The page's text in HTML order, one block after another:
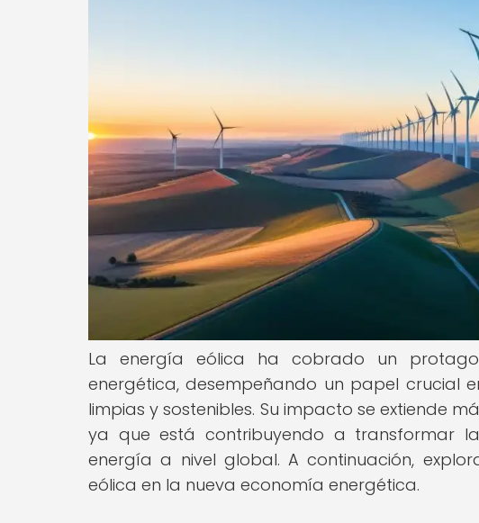
La energía eólica ha cobrado un
energética, desempeñando un papel crucial
limpias y sostenibles. Su impacto se extiende
ya que está contribuyendo a transformar
energía a nivel global. A continuación,
eólica en la nueva economía energética.